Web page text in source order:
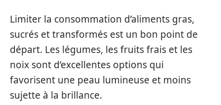
Limiter la consommation d’aliments gras,
sucrés et transformés est un bon point de
départ. Les légumes, les fruits frais et les
noix sont d’excellentes options qui
favorisent une peau lumineuse et moins
sujette à la brillance.